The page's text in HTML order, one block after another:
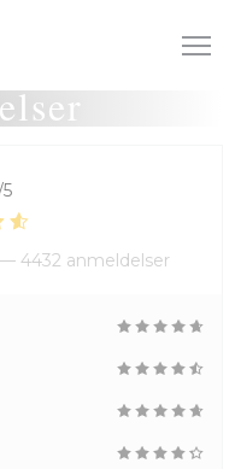
— 4432 anmeldelser